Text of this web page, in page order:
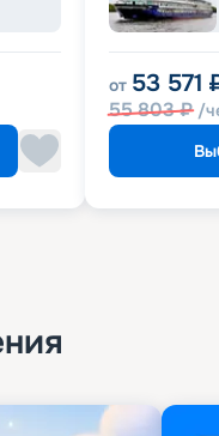
от 53 571
55 803₽ /